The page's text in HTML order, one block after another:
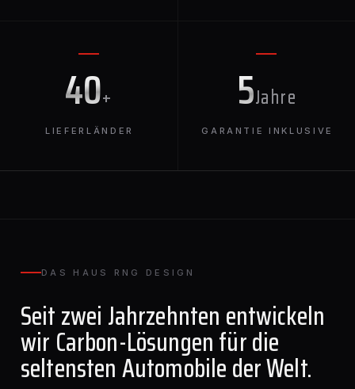
40+
LIEFERLÄNDER
5Jahre
GARANTIE INKLUSIVE
DAS HAUS RNG DESIGN
Seit zwei Jahrzehnten entwickeln
wir Carbon-Lösungen für die
seltensten Automobile der Welt.